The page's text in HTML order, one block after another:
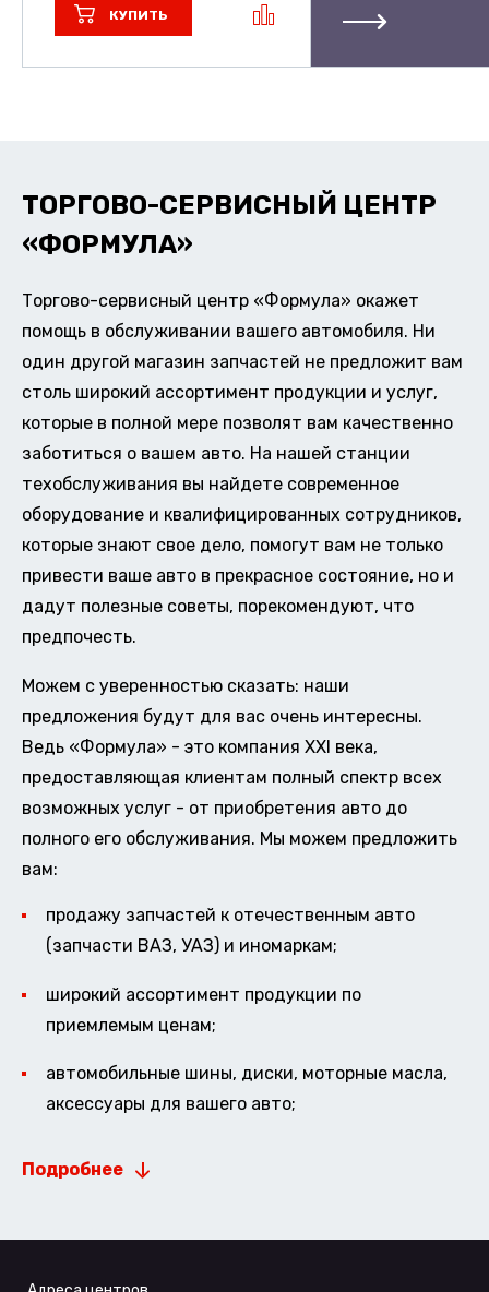
КУПИТЬ
ТОРГОВО-СЕРВИСНЫЙ ЦЕНТР
«ФОРМУЛА»
Торгово-сервисный центр «Формула» окажет
помощь в обслуживании вашего автомобиля. Ни
один другой магазин запчастей не предложит вам
столь широкий ассортимент продукции и услуг,
которые в полной мере позволят вам качественно
заботиться о вашем авто. На нашей станции
техобслуживания вы найдете современное
оборудование и квалифицированных сотрудников,
которые знают свое дело, помогут вам не только
привести ваше авто в прекрасное состояние, но и
дадут полезные советы, порекомендуют, что
предпочесть.
Можем с уверенностью сказать: наши
предложения будут для вас очень интересны.
Ведь «Формула» - это компания XXI века,
предоставляющая клиентам полный спектр всех
возможных услуг - от приобретения авто до
полного его обслуживания. Мы можем предложить
вам:
продажу запчастей к отечественным авто
(запчасти ВАЗ, УАЗ) и иномаркам;
широкий ассортимент продукции по
приемлемым ценам;
автомобильные шины, диски, моторные масла,
аксессуары для вашего авто;
Подробнее